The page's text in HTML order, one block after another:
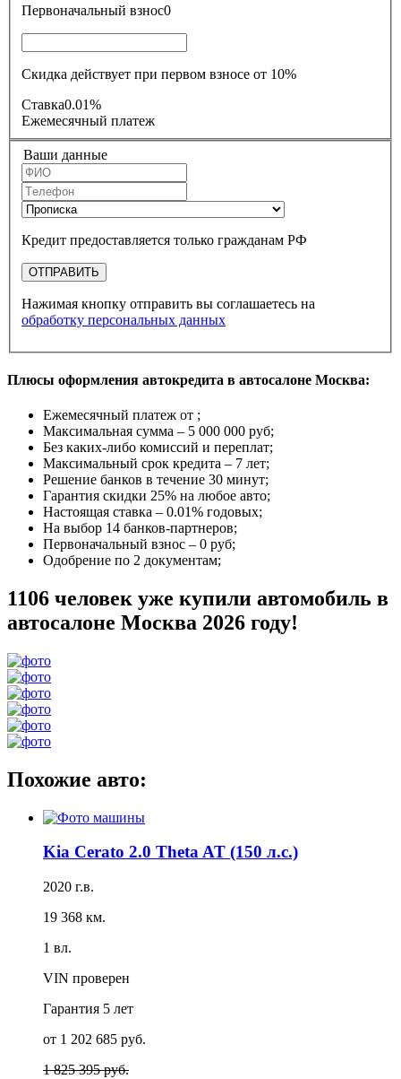
Первоначальный взнос0
Скидка действует при первом взносе от 10%
Ставка0.01%
Ежемесячный платеж
Ваши данные
Кредит предоставляется только гражданам РФ
ОТПРАВИТЬ
Нажимая кнопку отправить вы соглашаетесь на
обработку персональных данных
Плюсы оформления автокредита в автосалоне Москва:
Ежемесячный платеж от ;
Максимальная сумма – 5 000 000 руб;
Без каких-либо комиссий и переплат;
Максимальный срок кредита – 7 лет;
Решение банков в течение 30 минут;
Гарантия скидки 25% на любое авто;
Настоящая ставка – 0.01% годовых;
На выбор 14 банков-партнеров;
Первоначальный взнос – 0 руб;
Одобрение по 2 документам;
1106 человек уже купили автомобиль в
автосалоне Москва 2026 году!
Похожие авто:
Kia Cerato 2.0 Theta AT (150 л.с.)
2020 г.в.
19 368 км.
1 вл.
VIN проверен
Гарантия 5 лет
от 1 202 685 руб.
1 825 395 руб.